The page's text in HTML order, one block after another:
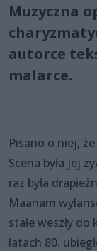
Muzyczna
autorce
malarce.
Pisano o niej,
Scena była jej
raz była
Maanam
stałe weszły
latach 80.